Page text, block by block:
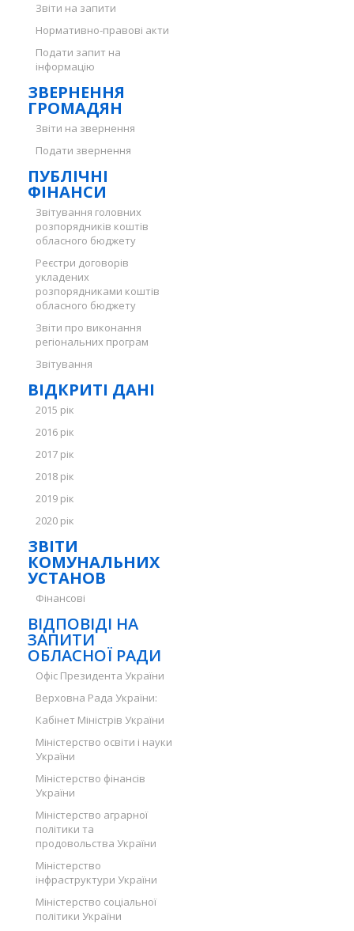
Звіти на запити
Нормативно-правові акти
Подати запит на
інформацію
ЗВЕРНЕННЯ
ГРОМАДЯН
Звіти на звернення
Подати звернення
ПУБЛІЧНІ
ФІНАНСИ
Звітування головних
розпорядників коштів
обласного бюджету
Реєстри договорів
укладених
розпорядниками коштів
обласного бюджету
Звіти про виконання
регіональних програм
Звітування
ВІДКРИТІ ДАНІ
2015 рік
2016 рік
2017 рік
2018 рік
2019 рік
2020 рік
ЗВІТИ
КОМУНАЛЬНИХ
УСТАНОВ
Фінансові
ВІДПОВІДІ НА
ЗАПИТИ
ОБЛАСНОЇ РАДИ
Офіс Президента України
Верховна Рада України:
Кабінет Міністрів України
Міністерство освіти і науки
України
Міністерство фінансів
України
Міністерство аграрної
політики та
продовольства України
Міністерство
інфраструктури України
Міністерство соціальної
політики України